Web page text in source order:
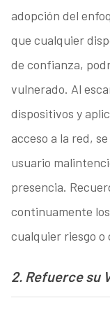
adopción del
que cualquier
de confianza,
vulnerado. Al
dispositivos y
acceso a la red,
usuario
presencia.
continuamente
cualquier riesgo
2. Refuerce su